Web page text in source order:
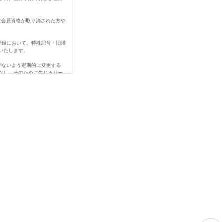
員資格が取り消された方や
において、特殊記号・旧漢
します。
いよう定期的に変更する
し、そのために生じるサー